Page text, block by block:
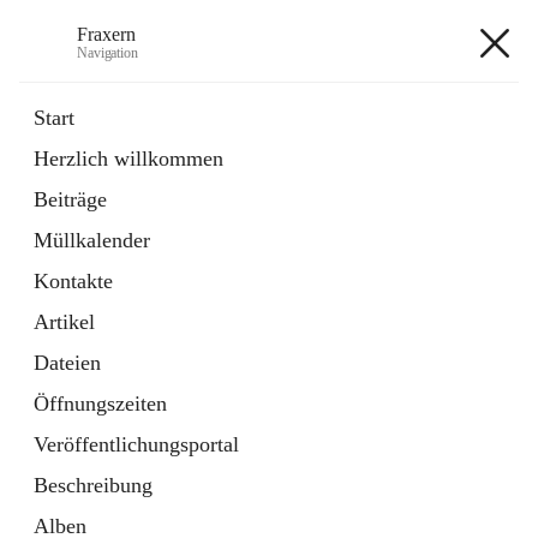
Fraxern
Navigation
Start
Herzlich willkommen
Beiträge
Müllkalender
Kontakte
Artikel
Dateien
Öffnungszeiten
Veröffentlichungsportal
Beschreibung
Alben
Ordner
in
Tab
Formulare
Artikel
öffnet
in
neuem
Tab